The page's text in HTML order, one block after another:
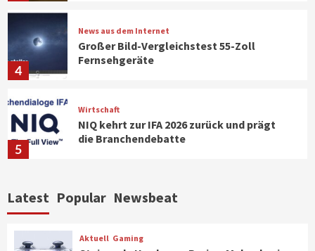
4
News aus dem Internet
Großer Bild-Vergleichstest 55-Zoll
Fernsehgeräte
5
Wirtschaft
NIQ kehrt zur IFA 2026 zurück und prägt
die Branchendebatte
6
CHERRY baut Vertriebsteam in
Latest Popular Newsbeat
Aktuell Gaming